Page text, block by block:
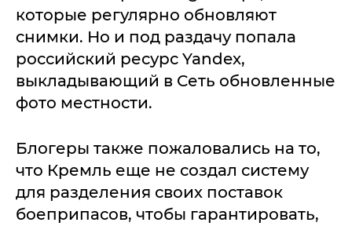
которые регулярно обновляют
снимки. Но и под раздачу попала
российский ресурс Yandex,
выкладывающий в Сеть обновленные
фото местности.
Блогеры также пожаловались на то,
что Кремль еще не создал систему
для разделения своих поставок
боеприпасов, чтобы гарантировать,